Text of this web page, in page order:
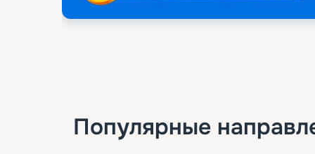
Популярные